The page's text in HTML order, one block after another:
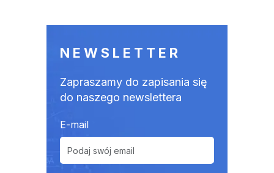
NEWSLETTER
Zapraszamy do zapisania się
do naszego newslettera
E-mail